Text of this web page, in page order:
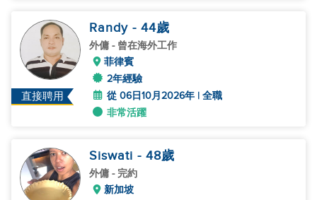
直接聘用
Randy - 44歲
外傭 - 曾在海外工作
菲律賓
2年經驗
從 06日10月2026年 | 全職
非常活躍
Siswati - 48歲
外傭 - 完約
新加坡